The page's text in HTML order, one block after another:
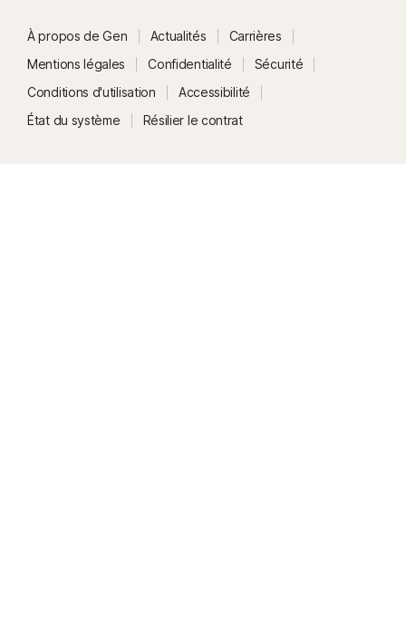
La Protection contre les deepfakes dans l'assistant IA Norton Genie est
en anglais sont prises en charge.
À propos de Gen Actualités
Carrières
Mentions légales
Confidentialité
Sécurité
Conditions d'utilisation
Accessibilité
État du système
Résilier le contrat